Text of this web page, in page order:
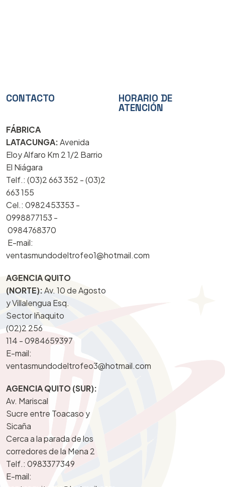
CONTACTO
FÁBRICA
LATACUNGA:Avenida
Eloy Alfaro Km 2 1/2 Barrio
El Niágara
Telf.: (03)2 663 352 - (03)2
663 155
Cel.: 0982453353 -
0998877153 -
0984768370
E-mail:
ventasmundodeltrofeo1@hotmail.com
AGENCIA QUITO
(NORTE):Av. 10 de Agosto
y Villalengua Esq.
Sector Iñaquito
(02)2 256
114 -0984659397
E-mail:
ventasmundodeltrofeo3@hotmail.com
AGENCIA QUITO (SUR):
Av. Mariscal
Sucre entre Toacaso y
Sicaña
Cerca a la parada de los
corredores de la Mena 2
Telf.: 0983377349
E-mail:
HORARIO DE
ATENCIÓN